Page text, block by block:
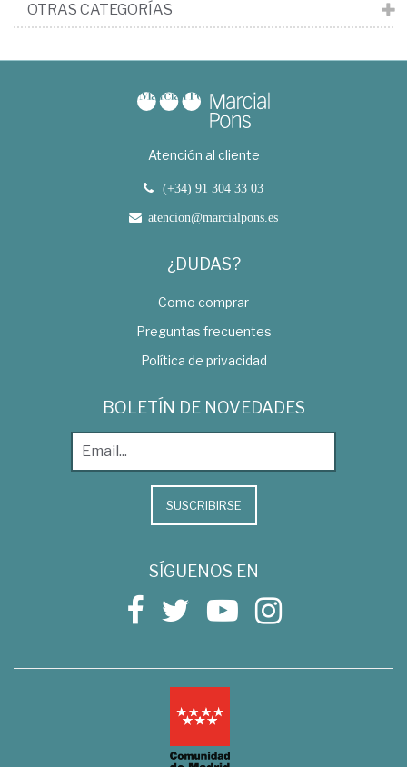
OTRAS CATEGORÍAS
Atención al cliente
(+34) 91 304 33 03
atencion@marcialpons.es
¿DUDAS?
Como comprar
Preguntas frecuentes
Política de privacidad
BOLETÍN DE NOVEDADES
SUSCRIBIRSE
SÍGUENOS EN